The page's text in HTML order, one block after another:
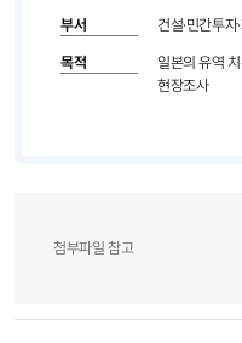
부서 건설·민간투자
목적
일본의 유역
현장조사
첨부파일 참고